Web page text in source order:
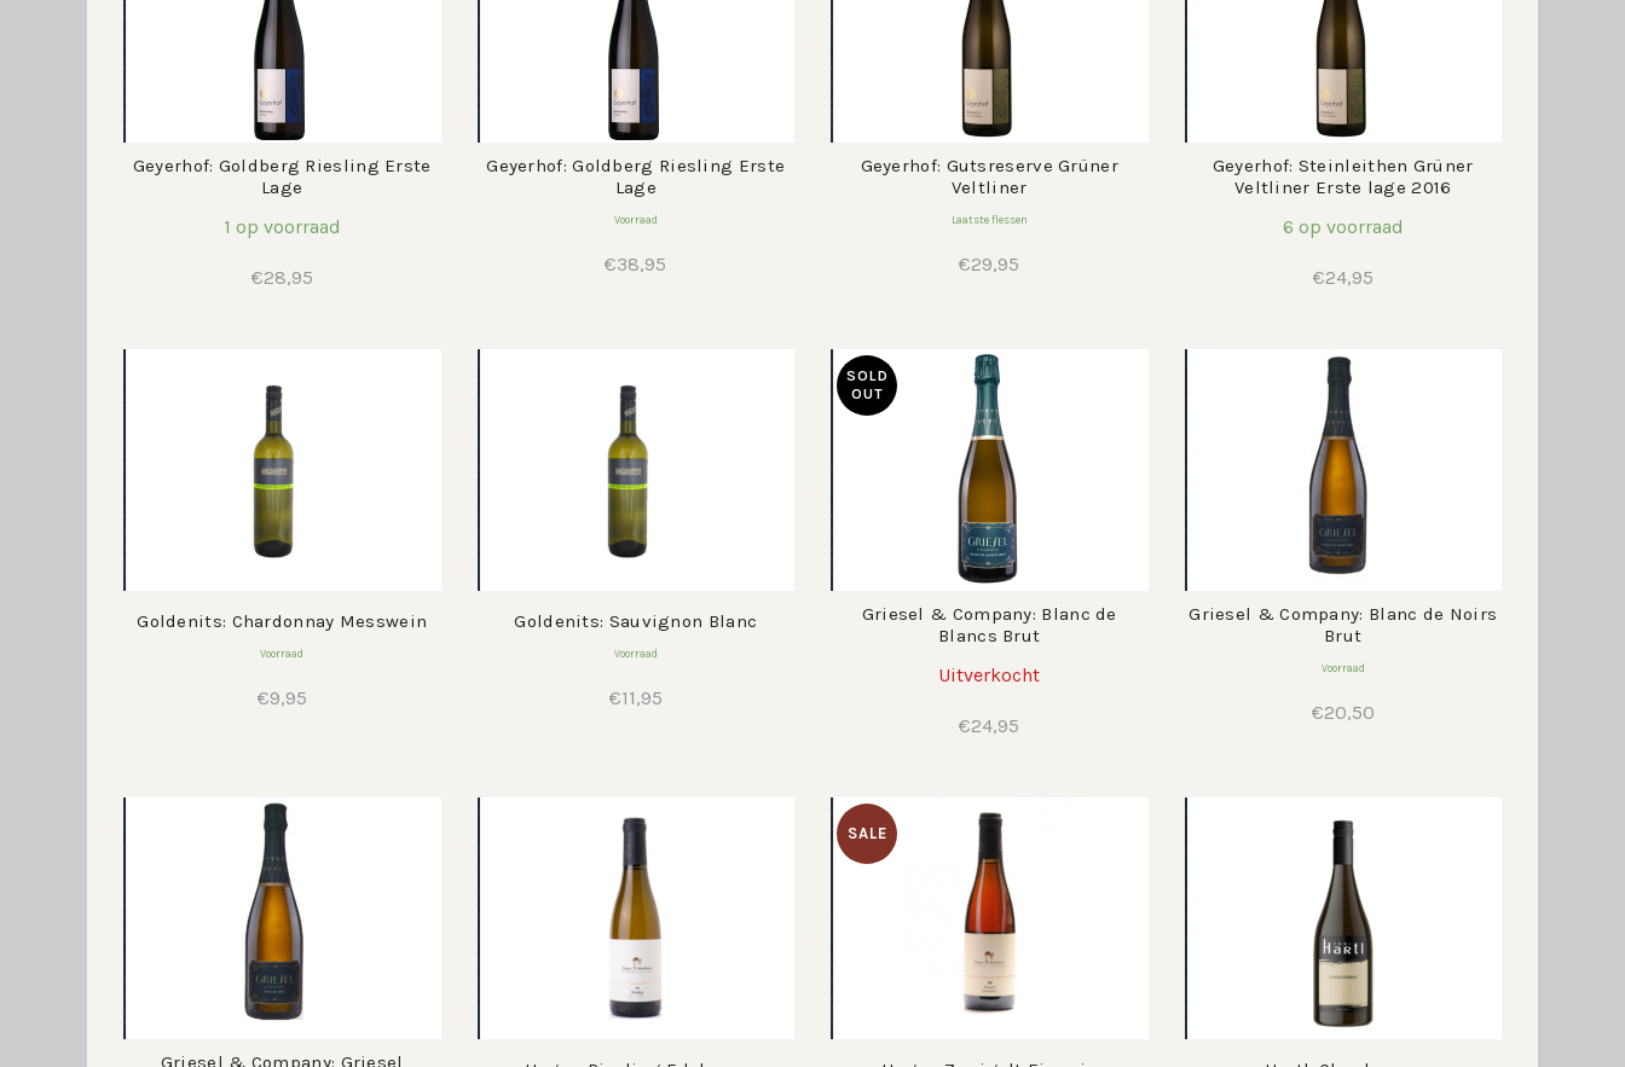
Geyerhof: Goldberg Riesling Erste
Lage
1 op voorraad
€28,95
Geyerhof: Goldberg Riesling Erste
Lage
Voorraad
€38,95
Geyerhof: Gutsreserve Grüner
Veltliner
Laatste flessen
€29,95
Geyerhof: Steinleithen Grüner
Veltliner Erste lage 2016
6 op voorraad
€24,95
Goldenits: Chardonnay Messwein
Voorraad
€9,95
Goldenits: Sauvignon Blanc
Voorraad
€11,95
SOLD
OUT
Griesel & Company: Blanc de
Blancs Brut
Uitverkocht
€24,95
Griesel & Company: Blanc de Noirs
Brut
Voorraad
€20,50
Griesel & Company: Griesel
SALE